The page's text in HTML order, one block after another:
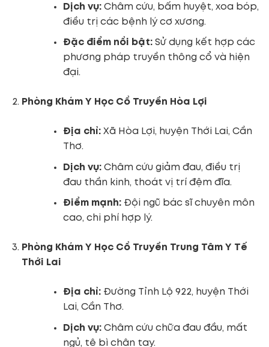
Dịch vụ:Châm cứu, bấm huyệt, xoa bóp,
điều trị các bệnh lý cơ xương.
Đặc điểm nổi bật:Sử dụng kết hợp các
phương pháp truyền thông cổ và hiện
đại.
Phòng Khám Y Học Cổ Truyền Hòa Lợi
Địa chỉ:Xã Hòa Lợi, huyện Thới Lai, Cần
Thơ.
Dịch vụ:Châm cứu giảm đau, điều trị
đau thần kinh, thoát vị trí đệm đĩa.
Điểm mạnh:Đội ngũ bác sĩ chuyên môn
cao, chi phí hợp lý.
Phòng Khám Y Học Cổ Truyền Trung Tâm Y Tế
Thới Lai
Địa chỉ:Đường Tỉnh Lộ 922, huyện Thới
Lai, Cần Thơ.
Dịch vụ:Châm cứu chữa đau đầu, mất
ngủ, tê bì chân tay.